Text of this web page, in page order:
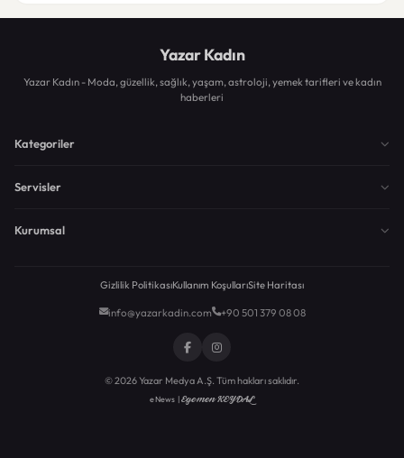
Yazar Kadın
Yazar Kadın - Moda, güzellik, sağlık, yaşam, astroloji, yemek tarifleri ve kadın
haberleri
Kategoriler
Servisler
Kurumsal
Gizlilik PolitikasıKullanım KoşullarıSite Haritası
info@yazarkadin.com +90 501 379 08 08
© 2026 Yazar Medya A.Ş. Tüm hakları saklıdır.
eNews |Egemen KEYDAL